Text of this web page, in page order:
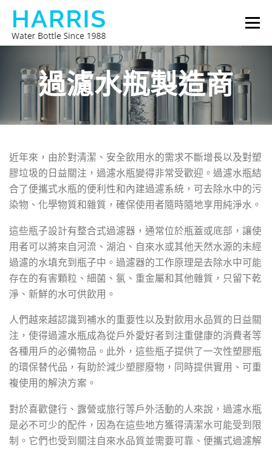
選單
哈里斯水瓶 關於我們 聯繫我們
過濾水瓶製造商
近年來，由於對清潔、安全飲用水的需求不斷增長以及對塑
膠垃圾的日益關注，過濾水瓶變得非常受歡迎。過濾水瓶結
合了便攜式水瓶的便利性和內建過濾系統，可去除水中的污
染物、化學物質和雜質，確保使用者隨時隨地享用純淨水。
這些瓶子設計有整合式過濾器，通常位於瓶蓋或底部，讓使
用者可以將來自河流、湖泊、自來水或其他天然水源的未經
過濾的水填充到瓶子中。過濾器的工作原理是去除水中可能
存在的有害顆粒、細菌、氯、重金屬和其他雜質，只留下乾
淨、新鮮的水可供飲用。
人們越來越認識到補水的重要性以及對飲用水品質的日益關
注，使得過濾水瓶成為從戶外愛好者到注重健康的消費者等
各種用戶的必備物品。此外，這些瓶子提供了一次性塑膠瓶
的環保替代品，有助於減少塑膠廢物，同時提供實用、可重
複使用的解決方案。
對於喜歡健行、露營或旅行等戶外活動的人來說，過濾水瓶
是必不可少的配件，因為在這些地方獲得清潔水可能受到限
制。它們也受到關注自來水品質並需要可靠、便攜式過濾解